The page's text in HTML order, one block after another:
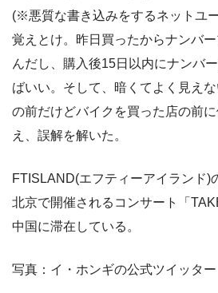
(※悪質な書き込みをするネットユ
覚えとけ。昨日買ったからナンバ
んだし、購入後15日以内にナンバ
ばいい。そして、暗くてよく見え
の前だけどバイクを買った店の前
え、誤解を解いた。
FTISLAND(エフティーアイランド)
北京で開催されるコンサート「
中国に滞在している。
写真：イ・ホンギの公式ツイッター